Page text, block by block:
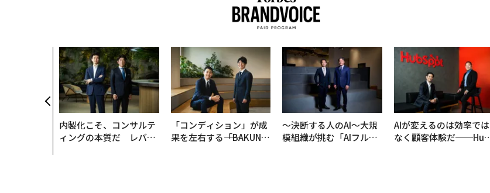
内製化こそ、コンサルテ
ィングの本質だ レバレ
「コンディション」が成
果を左右する――「BAKUN
〜決断する人のAI〜大規
模組織が挑む「AIフル実
AIが変えるのは効率では
なく顧客体験だ──Hub